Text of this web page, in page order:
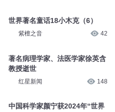
世界著名童话18小木克（6）
紫檀之音 42
著名病理学家、法医学家徐英含
教授逝世
红星新闻 148
中国科学家颜宁获2024年“世界